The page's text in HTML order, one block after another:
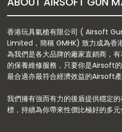
香港玩具氣槍有限公司 ( Airsoft
Limited，簡稱 GMHK) 致力成為香
為我們是各大品牌的廠家直銷商，
的保養維修服務，只要你是Airsoft
最合適亦最符合經濟效益的Airsoft產
我們擁有強而有力的後盾提供穩定
標，持續為你帶來性價比極好的多元